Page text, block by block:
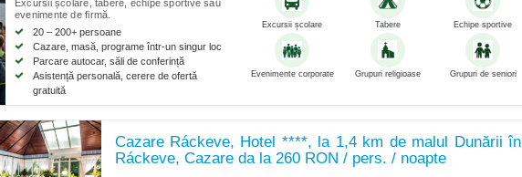
Excursii școlare, tabere, echipe sportive sau
evenimente de firmă.
20 – 200+ persoane
Cazare, masă, programe într-un singur loc
Parcare autocar, săli de conferință
Asistență personală, cerere de ofertă
gratuită
Excursii școlare Tabere Echipe sportive
Evenimente corporate Grupuri religioase Grupuri de seniori
Cazare Ráckeve, Hotel ****, la 1,4 km de malul Dunării în
Ráckeve, Cazare da la 260 RON / pers. / noapte